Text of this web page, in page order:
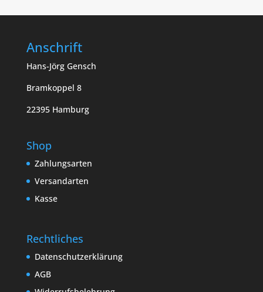
Anschrift
Hans-Jörg Gensch
Bramkoppel 8
22395 Hamburg
Shop
Zahlungsarten
Versandarten
Kasse
Rechtliches
Datenschutzerklärung
AGB